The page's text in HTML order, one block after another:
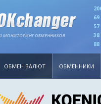
МОНИТОРИНГ ОБМЕННИКОВ
69
57
38
88
ОБМЕН ВАЛЮТ ОБМЕННИКИ